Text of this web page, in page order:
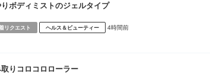
ボディミストのジェルタイプ
リクエスト ヘルス＆ビューティー 4時間前
りコロコロローラー